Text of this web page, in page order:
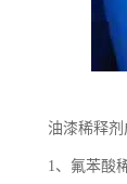
油漆稀释剂
1、氟苯酸